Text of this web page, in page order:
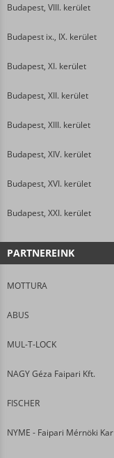
Budapest, VIII. kerület
Budapest ix., IX. kerület
Budapest, XI. kerület
Budapest, XII. kerület
Budapest, XIII. kerület
Budapest, XIV. kerület
Budapest, XVI. kerület
Budapest, XXI. kerület
PARTNEREINK
MOTTURA
ABUS
MUL-T-LOCK
NAGY Géza Faipari Kft.
FISCHER
NYME - Faipari Mérnöki Kar